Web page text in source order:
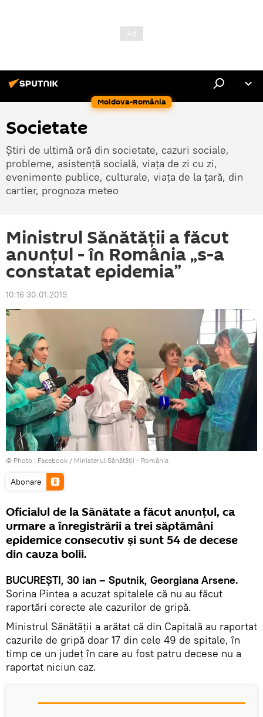
Moldova-România
Societate
Știri de ultimă oră din societate, cazuri sociale,
probleme, asistență socială, viața de zi cu zi,
evenimente publice, culturale, viața de la țară, din
cartier, prognoza meteo
Ministrul Sănătăţii a făcut
anunţul - în România „s-a
constatat epidemia”
10:16 30.01.2019
© Photo : Facebook / Ministerul Sănătăţii - România
Abonare
Oficialul de la Sănătate a făcut anunţul, ca
urmare a înregistrării a trei săptămâni
epidemice consecutiv şi sunt 54 de decese
din cauza bolii.
BUCUREŞTI, 30 ian – Sputnik, Georgiana Arsene.
Sorina Pintea a acuzat spitalele că nu au făcut
raportări corecte ale cazurilor de gripă.
Ministrul Sănătății a arătat că din Capitală au raportat
cazurile de gripă doar 17 din cele 49 de spitale, în
timp ce un judeţ în care au fost patru decese nu a
raportat niciun caz.